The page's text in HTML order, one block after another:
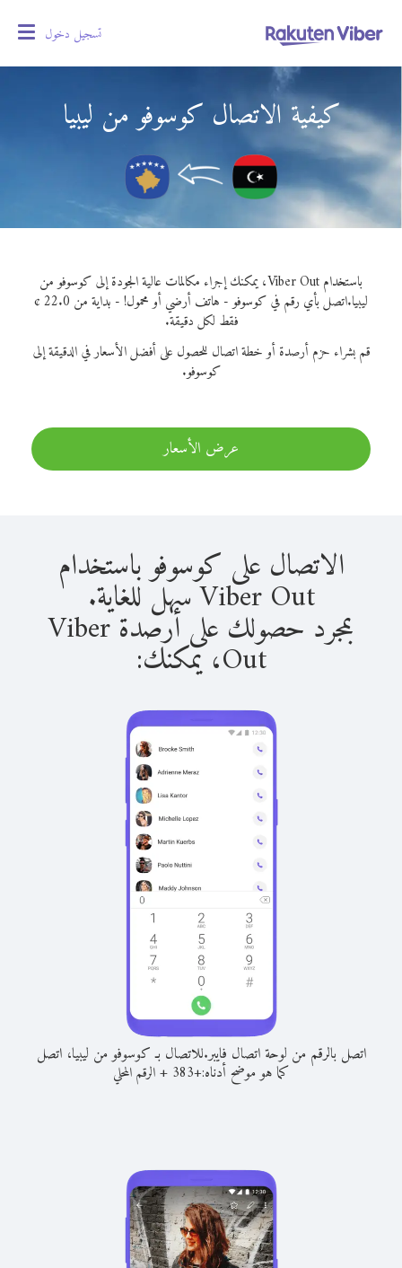
تسجيل دخول
كيفية الاتصال كوسوفو من ليبيا
باستخدام Viber Out، يمكنك إجراء مكالمات عالية الجودة إلى كوسوفو من
ليبيا.
اتصل بأي رقم في كوسوفو - هاتف أرضي أو محمول! - بداية من 22.0 ¢
فقط لكل دقيقة.
قم بشراء حزم أرصدة أو خطة اتصال للحصول على أفضل الأسعار في الدقيقة إلى
كوسوفو.
عرض الأسعار
الاتصال على كوسوفو باستخدام
Viber Out سهل للغاية.
بمجرد حصولك على أرصدة Viber
Out، يمكنك:
اتصل بالرقم من لوحة اتصال فايبر.للاتصال بـ كوسوفو من ليبيا، اتصل
كما هو موضح أدناه:+
383
+الرقم المحلي